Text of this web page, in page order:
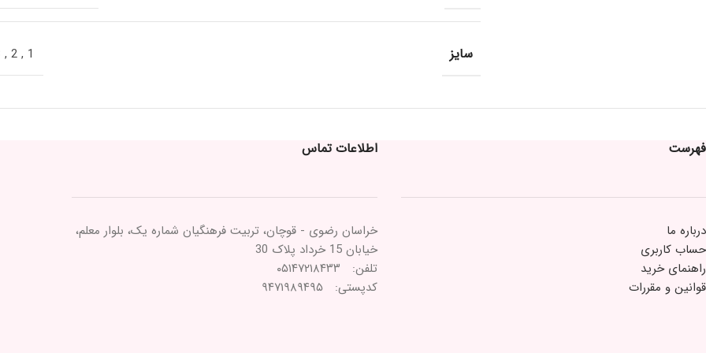
سایز 1
,
2
,
فهرست
درباره ما
حساب کاربری
راهنمای خرید
قوانین و مقررات
اطلاعات تماس
خراسان رضوی - قوچان، تربیت فرهنگیان شماره یک، بلوار معلم،
خیابان 15 خرداد پلاک 30
تلفن: ۰۵۱۴۷۲۱۸۴۳۳
کدپستی: ۹۴۷۱۹۸۹۴۹۵